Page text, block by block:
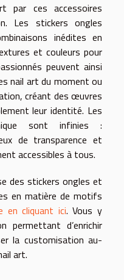
par ces accessoires
Les stickers ongles
inédites en
et couleurs pour
peuvent ainsi
nail art du moment ou
créant des œuvres
leur identité. Les
sont infinies :
de transparence et
accessibles à tous.
des stickers ongles et
en matière de motifs
en cliquant ici. Vous y
permettant d’enrichir
la customisation au-
art.